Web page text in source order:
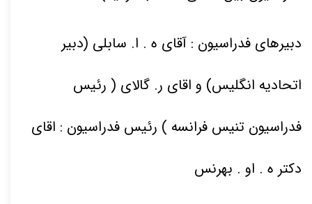
دبیرهای فدراسیون : آقای ه . ا. سابلی (دبیر
اتحادیه انگلیس) و اقای ر. گالای ( رئیس
فدراسیون تنیس فرانسه ) رئیس فدراسیون : اقای
دکتر ه . او . بهرنس